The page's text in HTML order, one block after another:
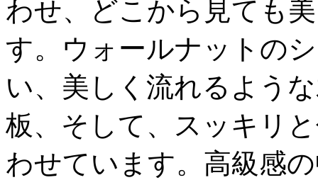
わせ、どこから見ても
す。ウォールナットの
い、美しく流れるよう
板、そして、スッキリ
わせています。高級感